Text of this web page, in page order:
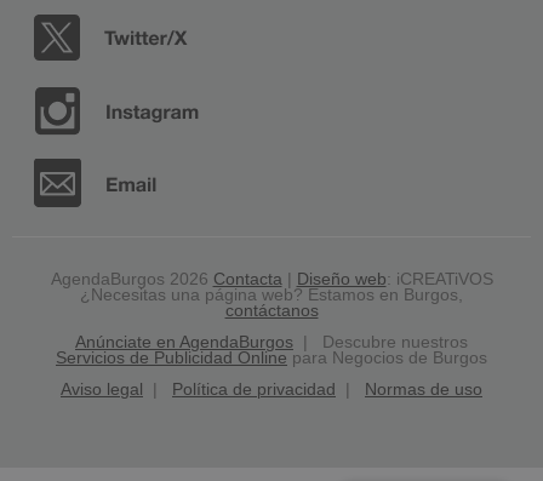
AgendaBurgos 2026 Contacta Diseño web: iCREATiVOS
¿Necesitas una página web? Estamos en Burgos,
contáctanos
Anúnciate en AgendaBurgos | Descubre nuestros
Servicios de Publicidad Online para Negocios de Burgos
Aviso legal
Política de privacidad Normas de uso